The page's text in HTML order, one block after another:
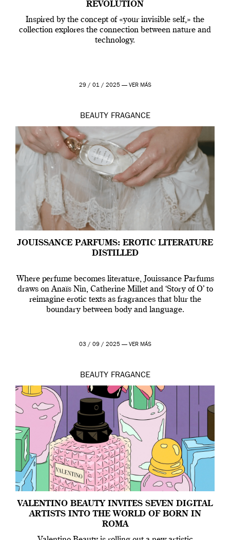
REVOLUTION
Inspired by the concept of «your invisible self,» the
collection explores the connection between nature and
technology.
29 / 01 / 2025 — VER MÁS
BEAUTY FRAGANCE
JOUISSANCE PARFUMS: EROTIC LITERATURE
DISTILLED
Where perfume becomes literature, Jouissance Parfums
draws on Anaïs Nin, Catherine Millet and ‘Story of O’ to
reimagine erotic texts as fragrances that blur the
boundary between body and language.
03 / 09 / 2025 — VER MÁS
BEAUTY FRAGANCE
VALENTINO BEAUTY INVITES SEVEN DIGITAL
ARTISTS INTO THE WORLD OF BORN IN
ROMA